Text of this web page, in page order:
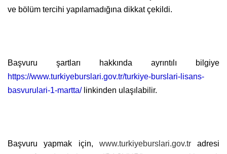
ve bölüm tercihi yapılamadığına dikkat çekildi.
Başvuru şartları hakkında ayrıntılı bilgiye
https://www.turkiyeburslari.gov.tr/turkiye-burslari-lisans-
basvurulari-1-martta/linkinden ulaşılabilir.
Başvuru yapmak için, www.turkiyeburslari.gov.tradresi